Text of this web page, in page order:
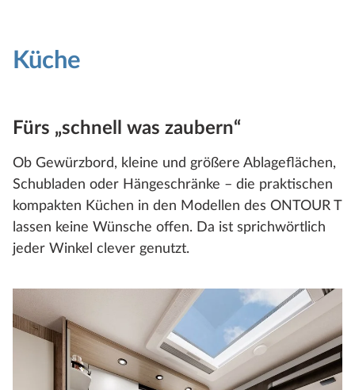
Küche
Fürs „schnell was zaubern“
Ob Gewürzbord, kleine und größere Ablageflächen,
Schubladen oder Hängeschränke – die praktischen
kompakten Küchen in den Modellen des ONTOUR T
lassen keine Wünsche offen. Da ist sprichwörtlich
jeder Winkel clever genutzt.